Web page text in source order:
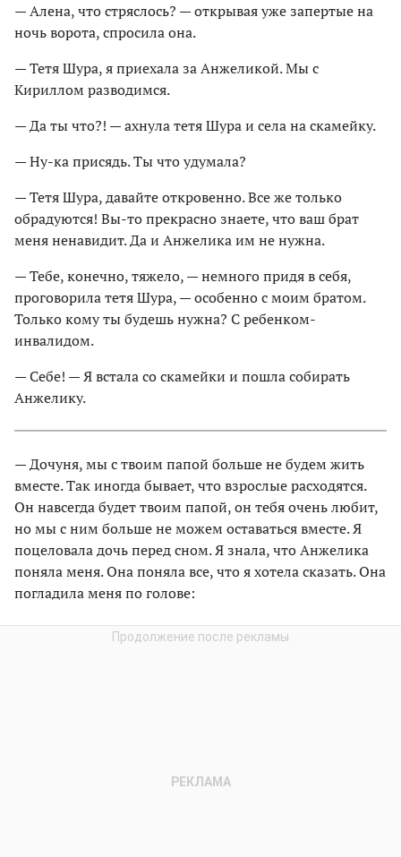
— Алена, что стряслось? — открывая уже запертые на
ночь ворота, спросила она.
— Тетя Шура, я приехала за Анжеликой. Мы с
Кириллом разводимся.
— Да ты что?! — ахнула тетя Шура и села на скамейку.
— Ну-ка присядь. Ты что удумала?
— Тетя Шура, давайте откровенно. Все же только
обрадуются! Вы-то прекрасно знаете, что ваш брат
меня ненавидит. Да и Анжелика им не нужна.
— Тебе, конечно, тяжело, — немного придя в себя,
проговорила тетя Шура, — особенно с моим братом.
Только кому ты будешь нужна? С ребенком-
инвалидом.
— Себе! — Я встала со скамейки и пошла собирать
Анжелику.
— Дочуня, мы с твоим папой больше не будем жить
вместе. Так иногда бывает, что взрослые расходятся.
Он навсегда будет твоим папой, он тебя очень любит,
но мы с ним больше не можем оставаться вместе. Я
поцеловала дочь перед сном. Я знала, что Анжелика
поняла меня. Она поняла все, что я хотела сказать. Она
погладила меня по голове: